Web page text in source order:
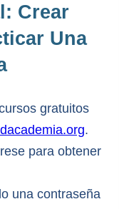
Crear
Una
gratuitos
.
para obtener
una contraseña